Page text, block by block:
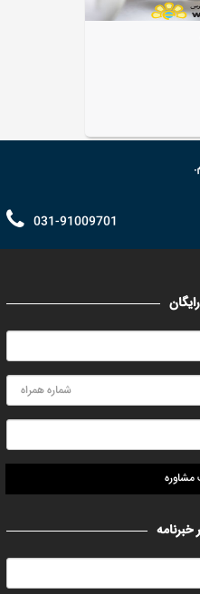
031-91009701